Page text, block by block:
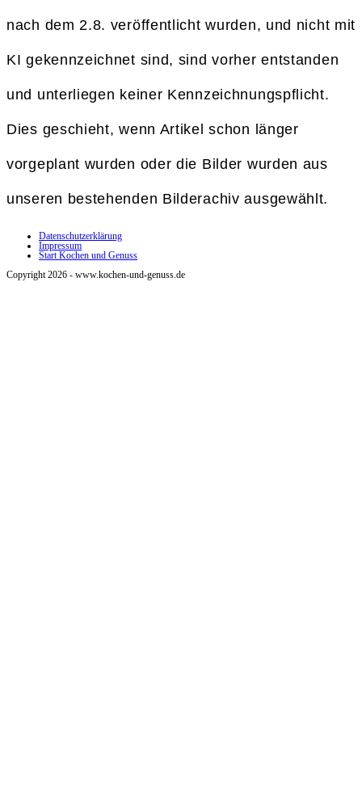
nach dem 2.8. veröffentlicht wurden, und nicht mit
KI gekennzeichnet sind, sind vorher entstanden
und unterliegen keiner Kennzeichnungspflicht.
Dies geschieht, wenn Artikel schon länger
vorgeplant wurden oder die Bilder wurden aus
unseren bestehenden Bilderachiv ausgewählt.
Datenschutzerklärung
Impressum
Start Kochen und Genuss
Copyright 2026 - www.kochen-und-genuss.de